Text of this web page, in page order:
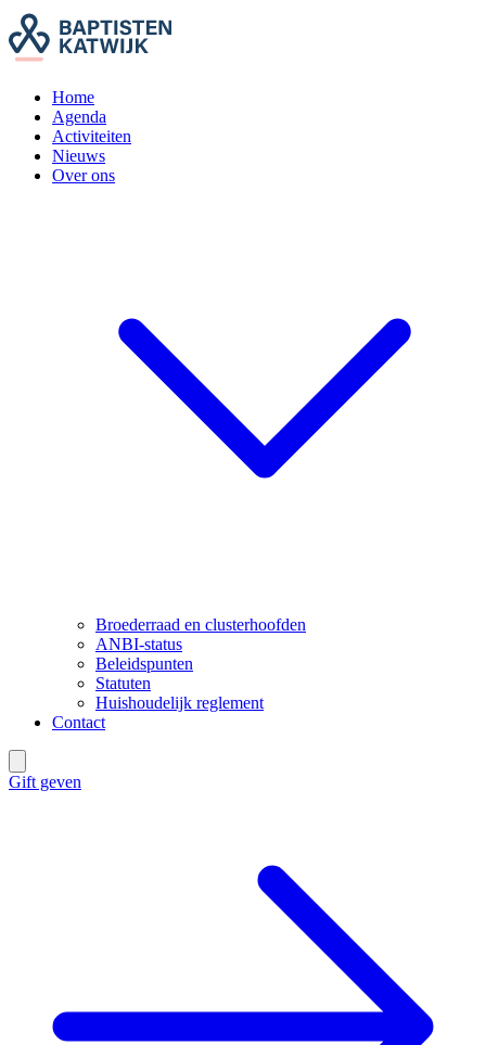
Home
Agenda
Activiteiten
Nieuws
Over ons
Broederraad en clusterhoofden
ANBI-status
Beleidspunten
Statuten
Huishoudelijk reglement
Contact
Gift geven